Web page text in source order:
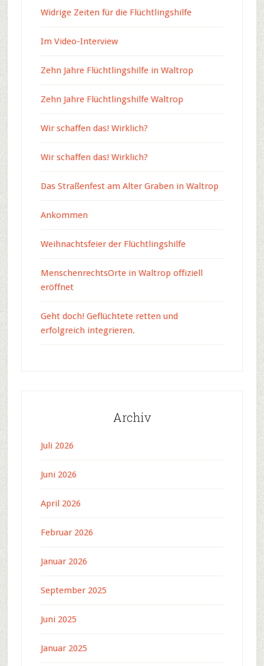
Widrige Zeiten für die Flüchtlingshilfe
Im Video-Interview
Zehn Jahre Flüchtlingshilfe in Waltrop
Zehn Jahre Flüchtlingshilfe Waltrop
Wir schaffen das! Wirklich?
Wir schaffen das! Wirklich?
Das Straßenfest am Alter Graben in Waltrop
Ankommen
Weihnachtsfeier der Flüchtlingshilfe
MenschenrechtsOrte in Waltrop offiziell
eröffnet
Geht doch! Geflüchtete retten und
erfolgreich integrieren.
Archiv
Juli 2026
Juni 2026
April 2026
Februar 2026
Januar 2026
September 2025
Juni 2025
Januar 2025